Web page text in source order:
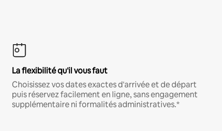
La flexibilité qu'il vous faut
Choisissez vos dates exactes d'arrivée et de départ
puis réservez facilement en ligne, sans engagement
supplémentaire ni formalités administratives.*